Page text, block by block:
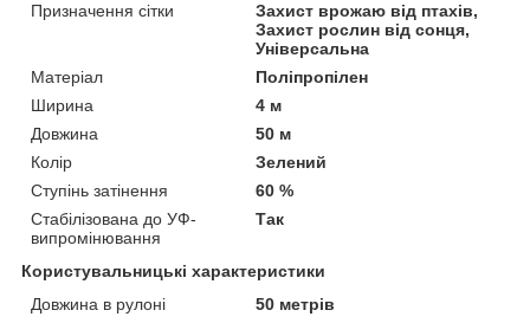
Призначення сітки
Захист врожаю від птахів,
Захист рослин від сонця,
Універсальна
Матеріал
Поліпропілен
Ширина
4 м
Довжина
50 м
Колір
Зелений
Ступінь затінення
60 %
Стабілізована до УФ-
випромінювання
Так
Користувальницькі характеристики
Довжина в рулоні
50 метрів